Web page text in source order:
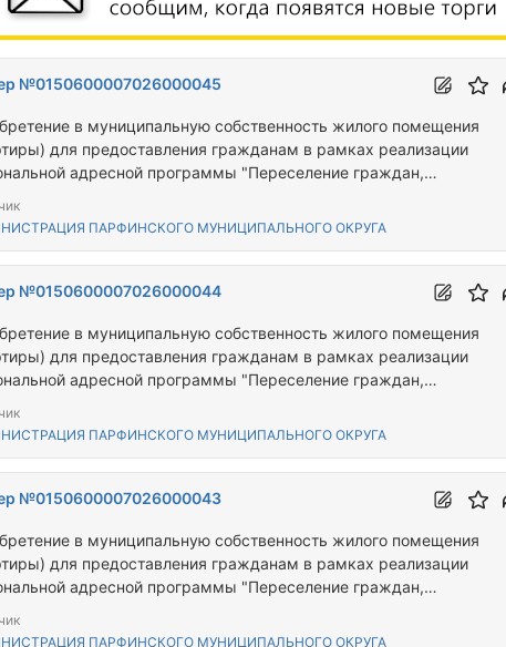
№0150600007026000045
в муниципальную собственность жилого помещения
для предоставления гражданам в рамках реализации
адресной программы "Переселение граждан,
фонда"ПАРФИНСКОГО МУНИЦИПАЛЬНОГО ОКРУГА
№0150600007026000044
в муниципальную собственность жилого помещения
для предоставления гражданам в рамках реализации
адресной программы "Переселение граждан,
фонда"ПАРФИНСКОГО МУНИЦИПАЛЬНОГО ОКРУГА
№0150600007026000043
в муниципальную собственность жилого помещения
для предоставления гражданам в рамках реализации
адресной программы "Переселение граждан,
фонда"ПАРФИНСКОГО МУНИЦИПАЛЬНОГО ОКРУГА